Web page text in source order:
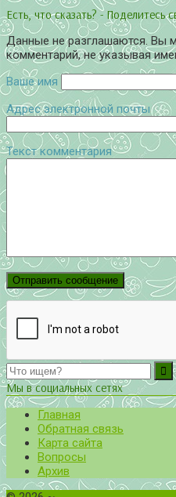
Есть, что сказать? - Поделитесь
Данные не разглашаются. Вы
комментарий, не указывая
Ваше имя
Адрес электронной почты
Текст комментария
Мы в социальных сетях
Главная
Обратная связь
Карта сайта
Вопросы
Архив